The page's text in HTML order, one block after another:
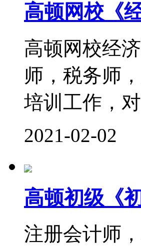
高顿网校《
高顿网校经
师，税务师
培训工作，
2021-02-02
高顿初级《
注册会计师